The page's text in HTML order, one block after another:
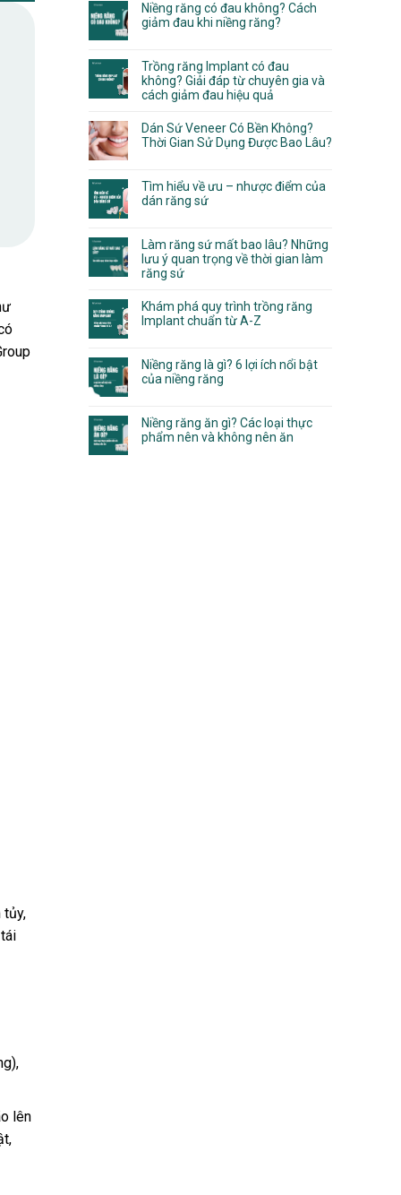
tủy,
lên
Niềng răng có đau không? Cách
giảm đau khi niềng răng?
Trồng răng Implant có đau
không? Giải đáp từ chuyên gia và
cách giảm đau hiệu quả
Dán Sứ Veneer Có Bền Không?
Thời Gian Sử Dụng Được Bao Lâu?
Tìm hiểu về ưu – nhược điểm của
dán răng sứ
Làm răng sứ mất bao lâu? Những
lưu ý quan trọng về thời gian làm
răng sứ
Khám phá quy trình trồng răng
Implant chuẩn từ A-Z
Niềng răng là gì? 6 lợi ích nổi bật
của niềng răng
Niềng răng ăn gì? Các loại thực
phẩm nên và không nên ăn